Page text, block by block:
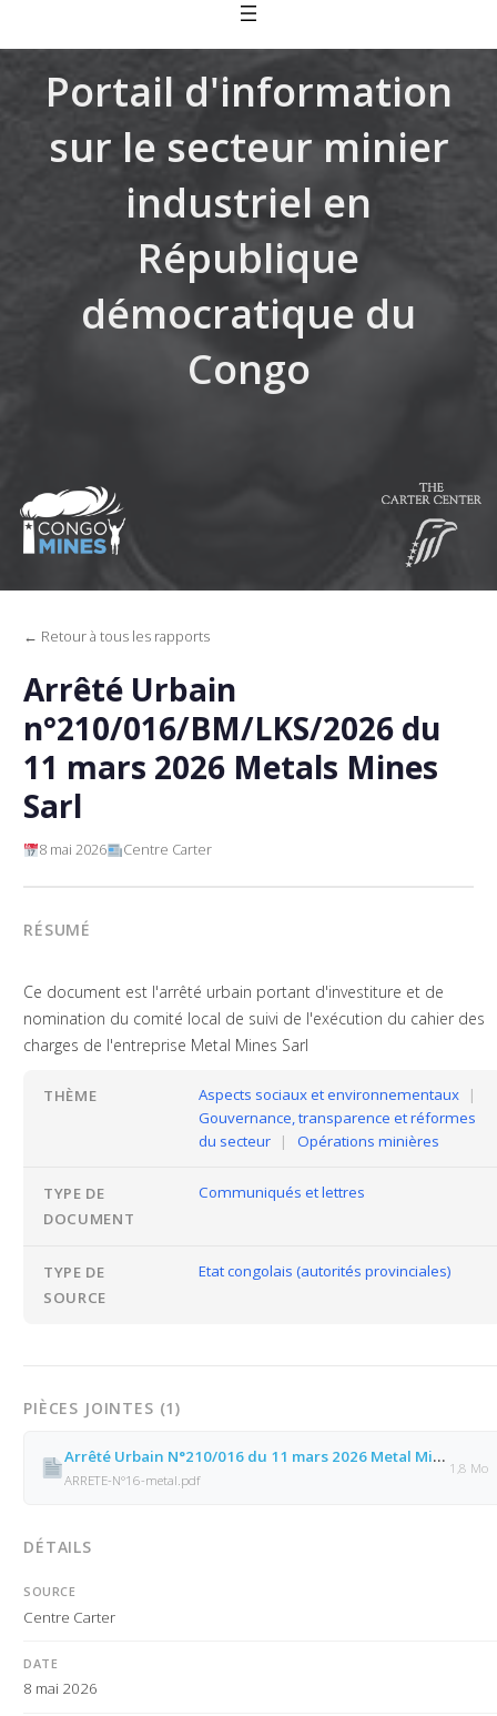
Portail d'information
sur le secteur minier
industriel en
République
démocratique du
Congo
← Retour à tous les rapports
Arrêté Urbain
n°210/016/BM/LKS/2026 du
11 mars 2026 Metals Mines
Sarl
8 mai 2026 Centre Carter
RÉSUMÉ
Ce document est l'arrêté urbain portant d'investiture et de
nomination du comité local de suivi de l'exécution du cahier des
charges de l'entreprise Metal Mines Sarl
THÈME Aspects sociaux et environnementaux
|
Gouvernance, transparence et réformes
du secteur
| Opérations minières
TYPE DE
DOCUMENT
Communiqués et lettres
TYPE DE
SOURCE
Etat congolais (autorités provinciales)
PIÈCES JOINTES (1)
Arrêté Urbain N°210/016 du 11 mars 2026 Metal Mines Sarl
ARRETE-N°16-metal.pdf
1,8 Mo
DÉTAILS
SOURCE
Centre Carter
DATE
8 mai 2026